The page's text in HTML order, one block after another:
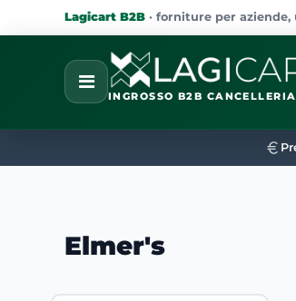
Lagicart B2B · forniture per
OpenINGROSSO B2B
Elmer's